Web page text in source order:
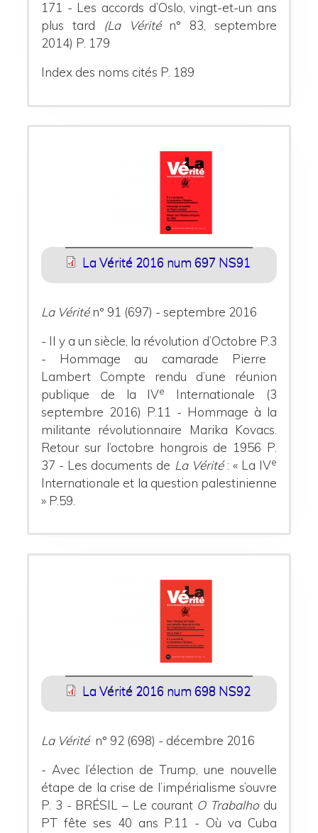
171 - Les accords d’Oslo, vingt-et-un ans
plus tard
(La Véritén° 83, septembre
2014) P. 179
Index des noms cités P. 189
La Vérité 2016 num 697 NS91
La Véritén° 91 (697) - septembre 2016
- Il y a un siècle, la révolution d’Octobre P.3
- Hommage au camarade Pierre
Lambert
Compte rendu d’une réunion
publique de la IVe Internationale
(3
septembre 2016) P.11 - Hommage à la
militante révolutionnaire Marika Kovacs.
Retour sur l’octobre hongrois de 1956 P.
37 - Les documents de La Vérité: « La IVe
Internationale et la question palestinienne
» P.59.
La Vérité 2016 num 698 NS92
La Vérité n° 92 (698) - décembre 2016
- Avec l’élection de Trump, une nouvelle
étape de la crise de l’impérialisme s’ouvre
P. 3 - BRÉSIL – Le courant O Trabalho du
PT fête ses 40 ans P.11 - Où va Cuba